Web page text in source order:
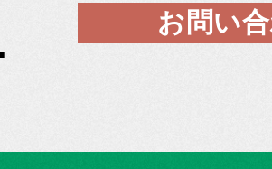
お問い